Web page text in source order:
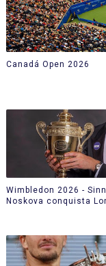
Canadá Open 2026
Wimbledon 2026 -
Noskova conquista